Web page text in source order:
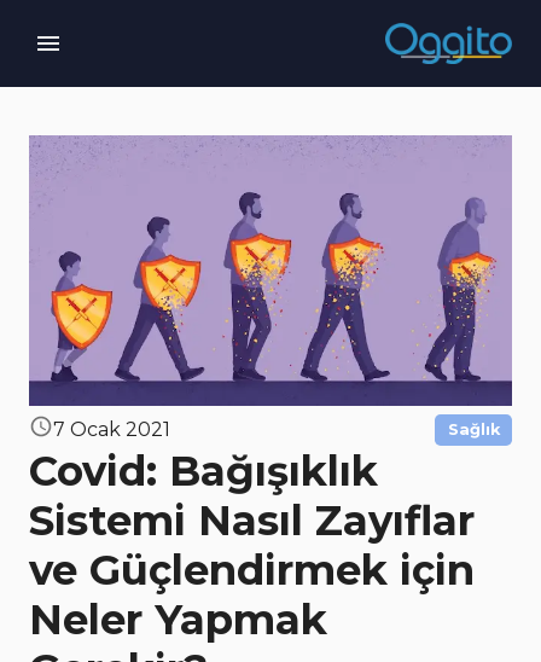
7 Ocak 2021 Sağlık
Covid: Bağışıklık
Sistemi Nasıl Zayıflar
ve Güçlendirmek için
Neler Yapmak